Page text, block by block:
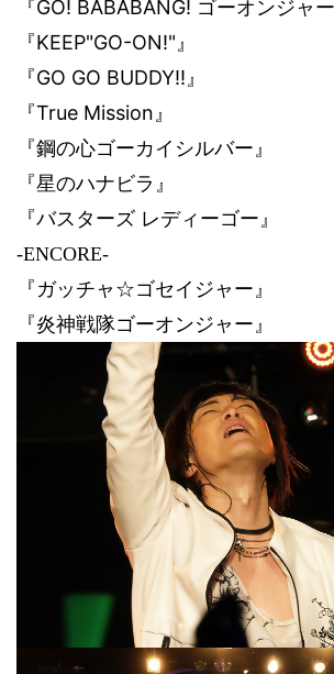
『GO! BABABANG! ゴーオンジャー
『KEEP"GO-ON!"』
『GO GO BUDDY!!』
『True Mission』
『鋼の心ゴーカイシルバー』
『星のハナビラ』
『バスターズ レディーゴー』
-ENCORE-
『ガッチャ☆ゴセイジャー』
『炎神戦隊ゴーオンジャー』